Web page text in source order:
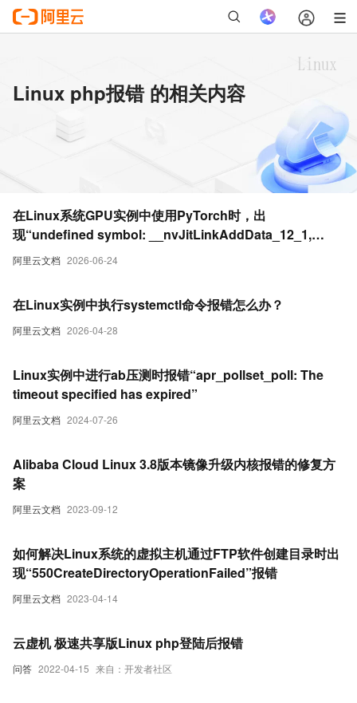
Linux php报错 的相关内容
阿里云文档 2026-06-24
在Linux系统GPU实例中使用PyTorch时，出
现“undefined symbol: __nvJitLinkAddData_12_1,
version libnvJitLink.so.12”报错
阿里云文档 2026-04-28
在Linux实例中执行systemctl命令报错怎么办？
阿里云文档 2024-07-26
Linux实例中进行ab压测时报错“apr_pollset_poll: The
timeout specified has expired”
阿里云文档 2023-09-12
Alibaba Cloud Linux 3.8版本镜像升级内核报错的修复方
案
阿里云文档 2023-04-14
如何解决Linux系统的虚拟主机通过FTP软件创建目录时出
现“550CreateDirectoryOperationFailed”报错
问答 2022-04-15 来自：开发者社区
云虚机 极速共享版Linux php登陆后报错